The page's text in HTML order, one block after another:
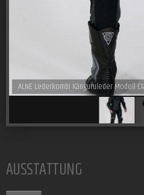
ALNE Lederkombi Känguruleder Modell
AUSSTATTUNG